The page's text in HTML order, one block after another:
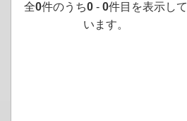
全0件のうち0 - 0件目を表示して
います。